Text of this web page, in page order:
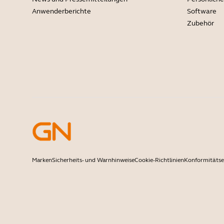
Anwenderberichte
Software
Zubehör
MarkenSicherheits- und WarnhinweiseCookie-Richtlinien